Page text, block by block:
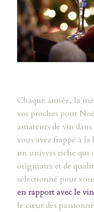
Chaque année, la
vos proches pour
amateurs de vin
vous avez frappé à
un univers riche qui
originaux et de
sélectionné pour
en rapport avec le vin
le cœur des